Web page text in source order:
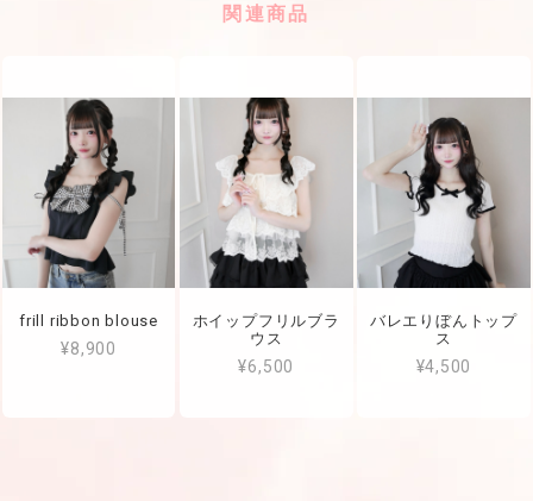
関連商品
frill ribbon blouse
¥8,900
ホイップフリルブラ
ウス
¥6,500
バレエりぼんトップ
ス
¥4,500